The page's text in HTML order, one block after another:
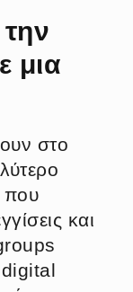
μια
στο
που
και
digital